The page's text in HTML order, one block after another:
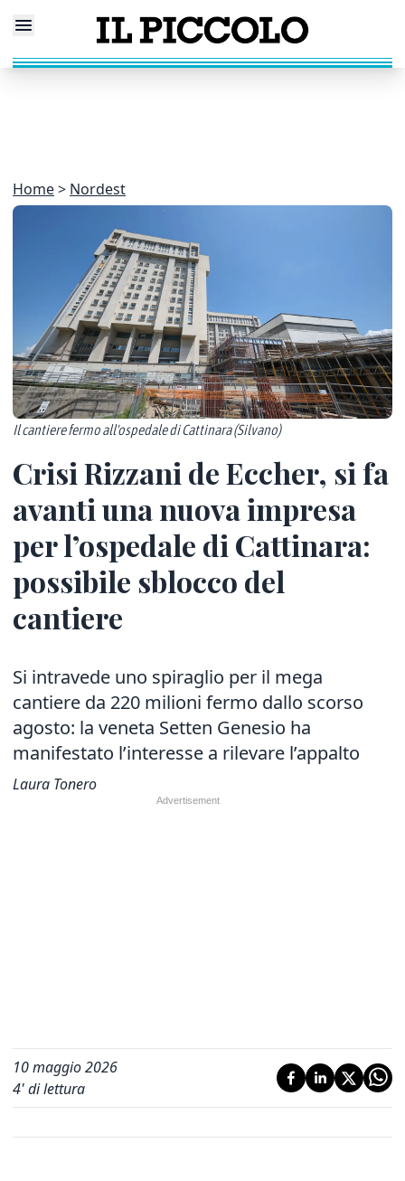
Home Nordest
Il cantiere fermo all'ospedale di Cattinara (Silvano)
Crisi Rizzani de Eccher, si fa
avanti una nuova impresa
per l’ospedale di Cattinara:
possibile sblocco del
cantiere
Si intravede uno spiraglio per il mega
cantiere da 220 milioni fermo dallo scorso
agosto: la veneta Setten Genesio ha
manifestato l’interesse a rilevare l’appalto
Laura Tonero
10 maggio 2026
4' di lettura